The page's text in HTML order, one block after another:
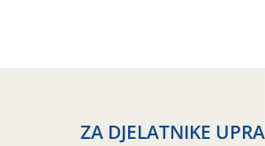
ZA DJELATNIKE